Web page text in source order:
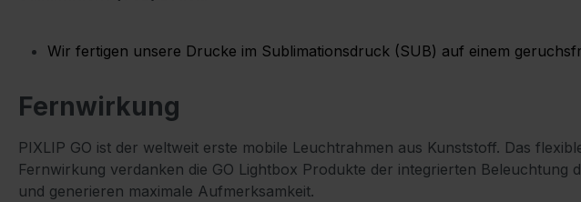
Wir fertigen unsere Drucke im Sublimationsdruck (SUB) auf einem
Fernwirkung
PIXLIP GO ist der weltweit erste mobile Leuchtrahmen aus Kunststoff. Das
Fernwirkung verdanken die GO Lightbox Produkte der integrierten
und generieren maximale Aufmerksamkeit.